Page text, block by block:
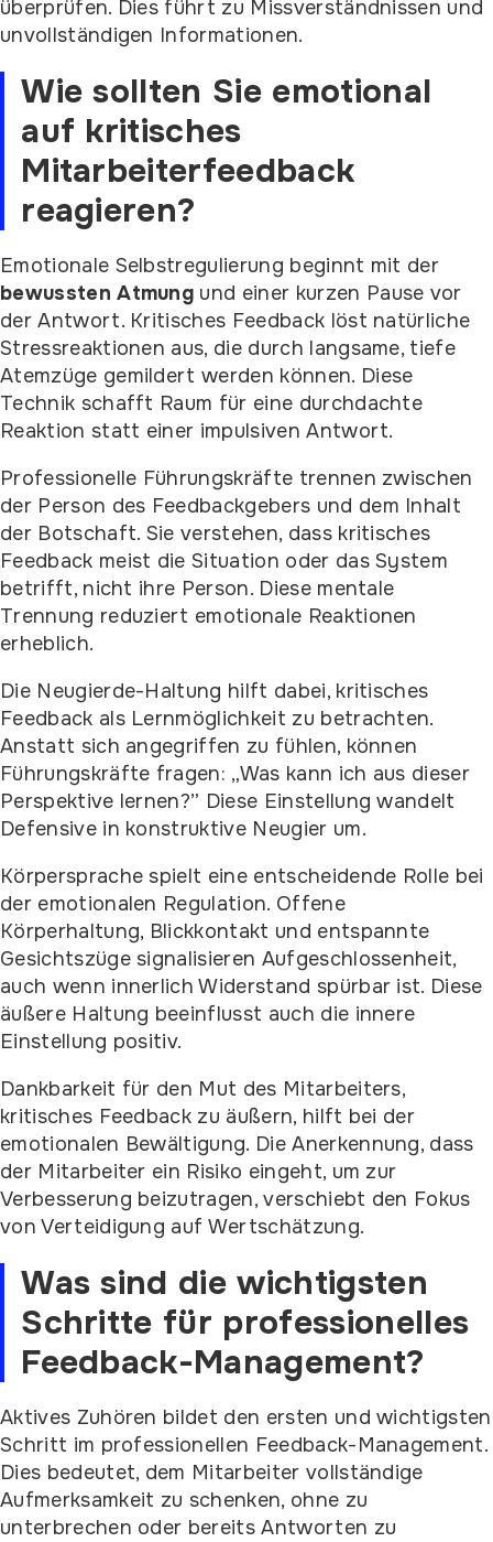
überprüfen. Dies führt zu Missverständnissen und
unvollständigen Informationen.
Wie sollten Sie emotional
auf kritisches
Mitarbeiterfeedback
reagieren?
Emotionale Selbstregulierung beginnt mit der
bewussten Atmung und einer kurzen Pause vor
der Antwort. Kritisches Feedback löst natürliche
Stressreaktionen aus, die durch langsame, tiefe
Atemzüge gemildert werden können. Diese
Technik schafft Raum für eine durchdachte
Reaktion statt einer impulsiven Antwort.
Professionelle Führungskräfte trennen zwischen
der Person des Feedbackgebers und dem Inhalt
der Botschaft. Sie verstehen, dass kritisches
Feedback meist die Situation oder das System
betrifft, nicht ihre Person. Diese mentale
Trennung reduziert emotionale Reaktionen
erheblich.
Die Neugierde-Haltung hilft dabei, kritisches
Feedback als Lernmöglichkeit zu betrachten.
Anstatt sich angegriffen zu fühlen, können
Führungskräfte fragen: „Was kann ich aus dieser
Perspektive lernen?” Diese Einstellung wandelt
Defensive in konstruktive Neugier um.
Körpersprache spielt eine entscheidende Rolle bei
der emotionalen Regulation. Offene
Körperhaltung, Blickkontakt und entspannte
Gesichtszüge signalisieren Aufgeschlossenheit,
auch wenn innerlich Widerstand spürbar ist. Diese
äußere Haltung beeinflusst auch die innere
Einstellung positiv.
Dankbarkeit für den Mut des Mitarbeiters,
kritisches Feedback zu äußern, hilft bei der
emotionalen Bewältigung. Die Anerkennung, dass
der Mitarbeiter ein Risiko eingeht, um zur
Verbesserung beizutragen, verschiebt den Fokus
von Verteidigung auf Wertschätzung.
Was sind die wichtigsten
Schritte für professionelles
Feedback-Management?
Aktives Zuhören bildet den ersten und wichtigsten
Schritt im professionellen Feedback-Management.
Dies bedeutet, dem Mitarbeiter vollständige
Aufmerksamkeit zu schenken, ohne zu
unterbrechen oder bereits Antworten zu